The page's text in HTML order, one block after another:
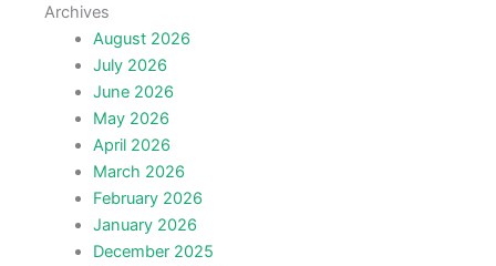
Archives
August 2026
July 2026
June 2026
May 2026
April 2026
March 2026
February 2026
January 2026
December 2025